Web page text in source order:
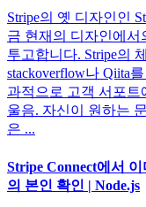
Stripe의 옛 디자인인
금 현재의 디자인에서
투고합니다. Stripe의
stackoverflow나 Qiita
과적으로 고객 서포
울음. 자신이 원하는
은 ...
Stripe Connect에서
의 본인 확인 | Node.js